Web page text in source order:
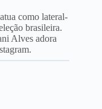
como lateral-
brasileira.
Alves adora